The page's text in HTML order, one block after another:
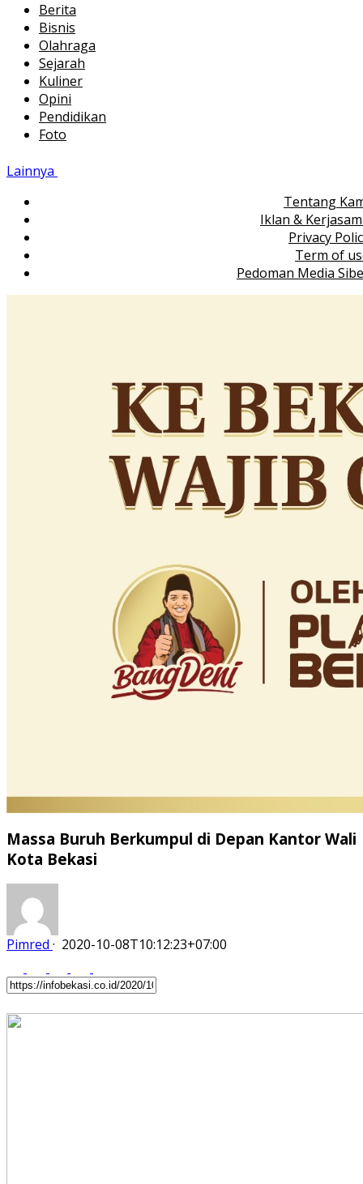
Berita
Bisnis
Olahraga
Sejarah
Kuliner
Opini
Pendidikan
Foto
Lainnya
Tentang
Iklan &
Privacy
Term of
Pedoman Media
Massa Buruh Berkumpul di Depan Kantor Wali
Kota Bekasi
Pimred · 2020-10-08T10:12:23+07:00